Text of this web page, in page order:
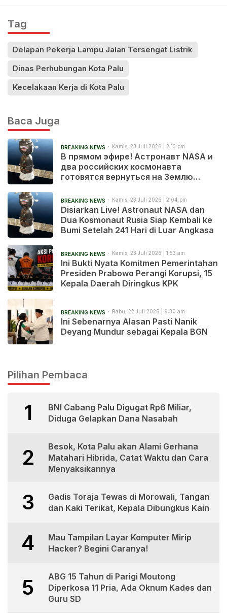
Tag
Delapan Pekerja Lampu Jalan Tersengat Listrik
Dinas Perhubungan Kota Palu
Kecelakaan Kerja di Kota Palu
Baca Juga
BREAKING NEWS Kamis, 23 Juli 2026 | 2:13 pm
В прямом эфире! Астронавт NASA и
два российских космонавта
готовятся вернуться на Землю
BREAKING NEWS Kamis, 23 Juli 2026 | 2:04 pm
Disiarkan Live! Astronaut NASA dan
Dua Kosmonaut Rusia Siap Kembali ke
Bumi Setelah 241 Hari di Luar Angkasa
BREAKING NEWS Kamis, 23 Juli 2026 | 1:53 am
Ini Bukti Nyata Komitmen Pemerintahan
Presiden Prabowo Perangi Korupsi, 15
Kepala Daerah Diringkus KPK
BREAKING NEWS Rabu, 22 Juli 2026 | 9:30 am
Ini Sebenarnya Alasan Pasti Nanik
Deyang Mundur sebagai Kepala BGN
Pilihan Pembaca
1
BNI Cabang Palu Digugat Rp6 Miliar,
Diduga Gelapkan Dana Nasabah
2
Besok, Kota Palu akan Alami Gerhana
Matahari Hibrida, Catat Waktu dan Cara
Menyaksikannya
3
Gadis Toraja Tewas di Morowali, Tangan
dan Kaki Terikat, Kepala Dibungkus Kain
4
Mau Tampilan Layar Komputer Mirip
Hacker? Begini Caranya!
5
ABG 15 Tahun di Parigi Moutong
Diperkosa 11 Pria, Ada Oknum Kades dan
Guru SD